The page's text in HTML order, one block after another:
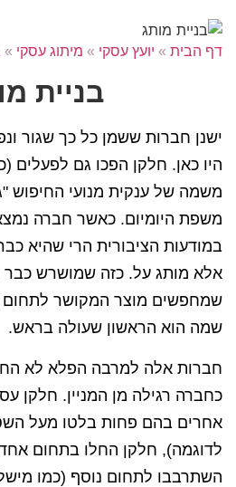
דף הבית » יועץ עסקי » מיתוג עסקי »
בניית
ישנן חברות ששמן כל כך שגור
היו כאן. חלקן הפכו גם לפעלים
משמה של ענקית מנועי החיפוש
משפת היומיום. כאשר חברה
במודעות הציבורית הרי שהיא
אלא מותג על. כזה שמושרש
שמחפשים מוצר המקושר
שמה הוא הראשון שעולה בראש.
חברות אלה למרבה הפלא לא
כחברה רגילה מן המניין. חלקן
אחרים בהם פחות בלטו מעל
לדוגמה), חלקן החלו בתחום
השתרבבו לתחום נוסף (כמו